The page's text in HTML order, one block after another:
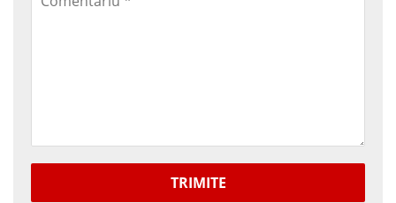
TRIMITE